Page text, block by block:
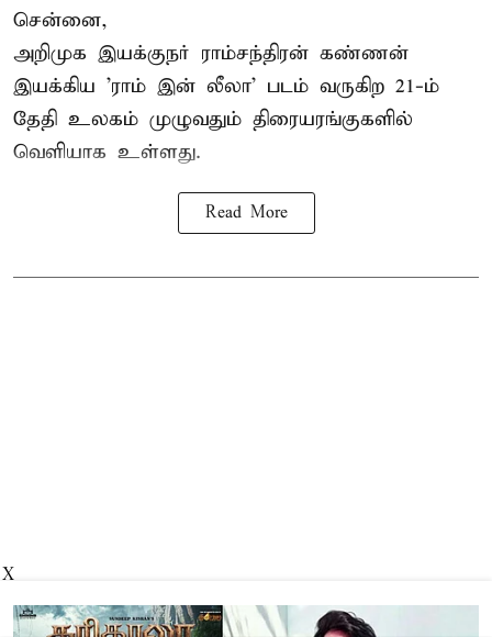
சென்னை,
அறிமுக இயக்குநர் ராம்சந்திரன் கண்ணன்
இயக்கிய 'ராம் இன் லீலா' படம் வருகிற 21-ம்
தேதி உலகம் முழுவதும் திரையரங்குகளில்
வெளியாக உள்ளது.
Read More
X